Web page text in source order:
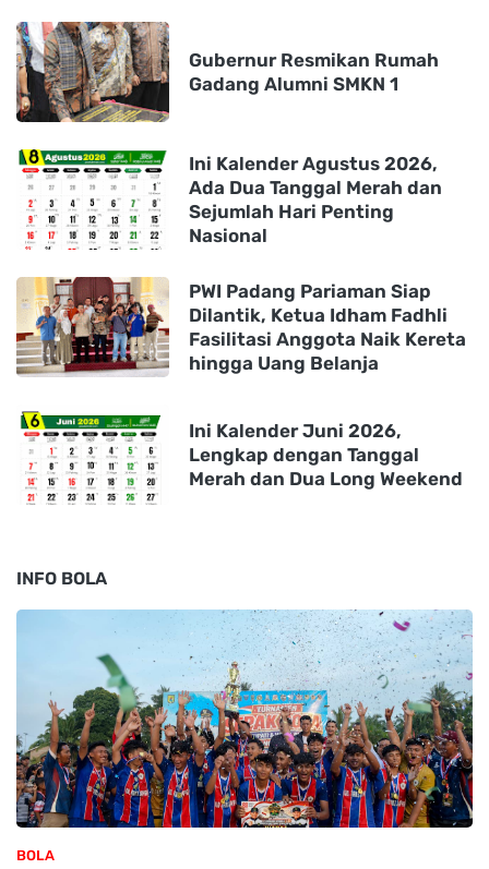
Gubernur Resmikan Rumah
Gadang Alumni SMKN 1
Ini Kalender Agustus 2026,
Ada Dua Tanggal Merah dan
Sejumlah Hari Penting
Nasional
PWI Padang Pariaman Siap
Dilantik, Ketua Idham Fadhli
Fasilitasi Anggota Naik Kereta
hingga Uang Belanja
Ini Kalender Juni 2026,
Lengkap dengan Tanggal
Merah dan Dua Long Weekend
INFO BOLA
BOLA